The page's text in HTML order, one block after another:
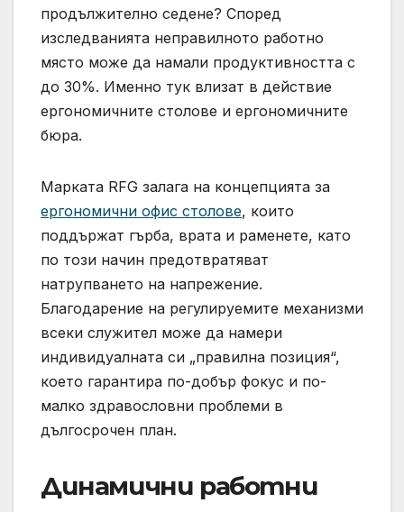
продължително седене? Според
изследванията неправилното работно
място може да намали продуктивността с
до 30%. Именно тук влизат в действие
ергономичните столове и ергономичните
бюра.
Марката RFG залага на концепцията за
ергономични офис столове, които
поддържат гърба, врата и раменете, като
по този начин предотвратяват
натрупването на напрежение.
Благодарение на регулируемите механизми
всеки служител може да намери
индивидуалната си „правилна позиция“,
което гарантира по-добър фокус и по-
малко здравословни проблеми в
дългосрочен план.
Динамични работни